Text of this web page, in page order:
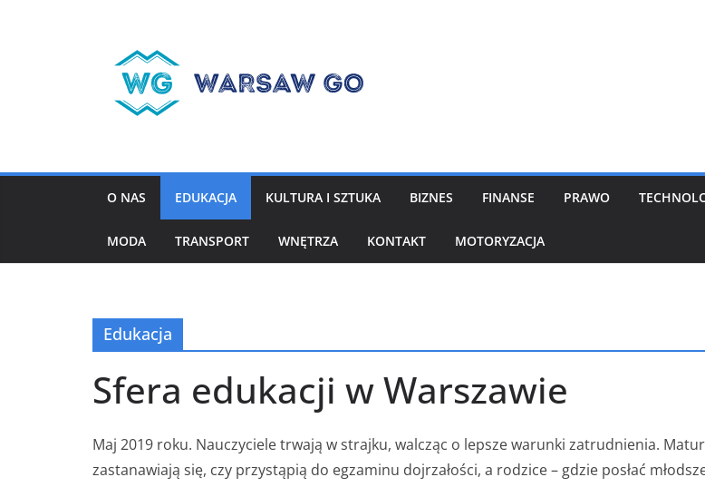
O NAS EDUKACJA KULTURA I SZTUKA BIZNES FINANSE PRAWO
MODA TRANSPORT WNĘTRZA KONTAKT MOTORYZACJA
Edukacja
Sfera edukacji w Warszawie
Maj 2019 roku. Nauczyciele trwają w strajku, walcząc o lepsze warunki zatrudnienia.
zastanawiają się, czy przystąpią do egzaminu dojrzałości, a rodzice – gdzie posłać